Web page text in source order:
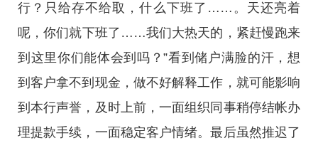
行？只给存不给取，什么下班了……。天还亮着
呢，你们就下班了……我们大热天的，紧赶慢跑来
到这里你们能体会到吗？”看到储户满脸的汗，想
到客户拿不到现金，做不好解释工作，就可能影响
到本行声誉，及时上前，一面组织同事稍停结帐办
理提款手续，一面稳定客户情绪。最后虽然推迟了